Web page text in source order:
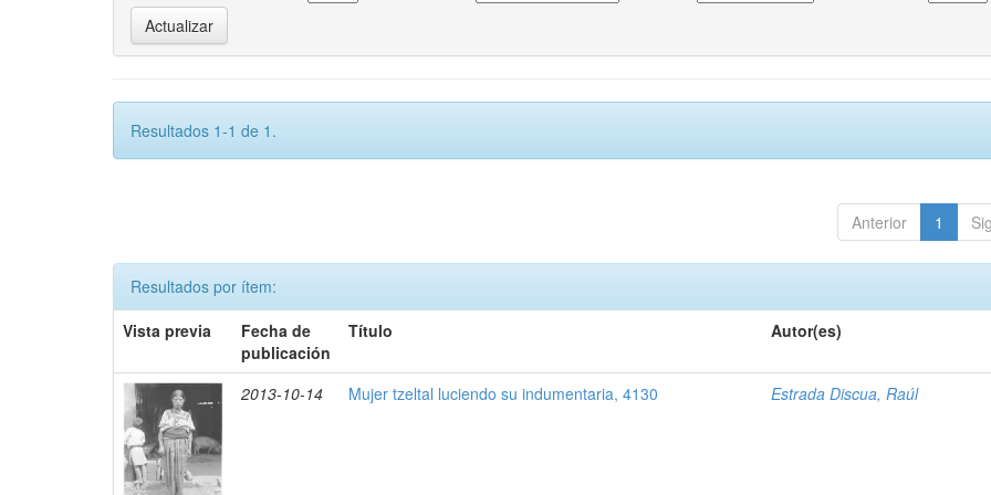
Resultados 1-1 de 1.
Anterior 1
Resultados por ítem:
Vista previa
Fecha de
publicación
Título Autor(es)
2013-10-14 Mujer tzeltal luciendo su indumentaria, 4130 Estrada Discua, Raúl